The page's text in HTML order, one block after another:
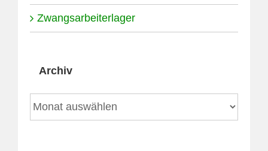
Zwangsarbeiterlager
Archiv